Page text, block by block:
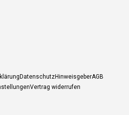
DatenschutzHinweisgeberAGB
Vertrag widerrufen